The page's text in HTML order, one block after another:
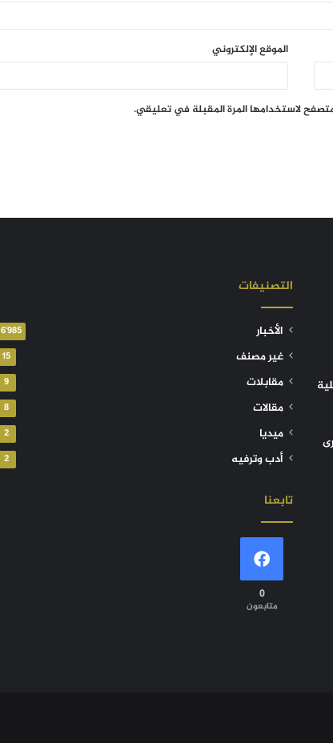
الموقع الإلكتروني
لاستخدامها المرة المقبلة في تعليقي.
التصنيفات
الأخبار 6٬985
غير مصنف 15
مقابلات 9
مقالات 8
ميديا 2
أدب وترفيه 2
تابعنا
0
متابعون